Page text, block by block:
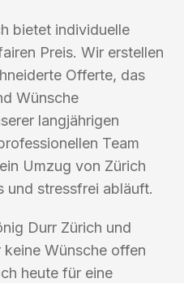
bietet individuelle
Preis. Wir erstellen
Offerte, das
Wünsche
langjährigen
Team
Umzug von Zürich
und stressfrei abläuft.
Durr Zürich und
Wünsche offen
heute für eine